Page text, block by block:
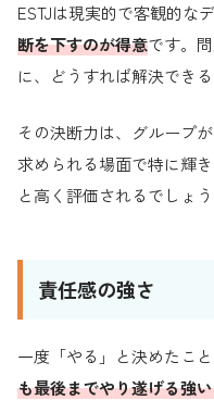
ESTJは現実的で客観的な
断を下すのが得意です。
に、どうすれば解決でき
その決断力は、グループ
求められる場面で特に輝
と高く評価されるでしょう
責任感の強さ
一度「やる」と決めたこ
も最後までやり遂げる強